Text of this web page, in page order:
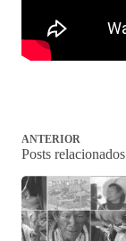
ANTERIOR
Posts relacionados